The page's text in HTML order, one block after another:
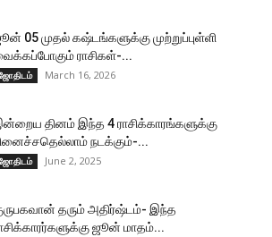
05 முதல் கஷ்டங்களுக்கு முற்றுப்புள்ளி
ராசிகள்-...
March 16, 2026
தினம் இந்த 4 ராசிக்காரங்களுக்கு
நடக்கும்-...
June 2, 2025
தரும் அதிர்ஷ்டம்- இந்த
ஜூன் மாதம்...